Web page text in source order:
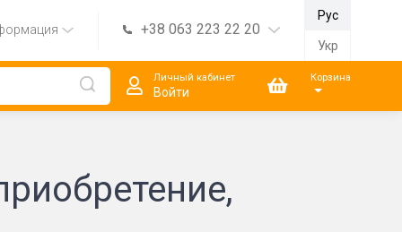
+38 063 223 22 20
Рус
Укр
Личный кабинет
Войти
Корзина